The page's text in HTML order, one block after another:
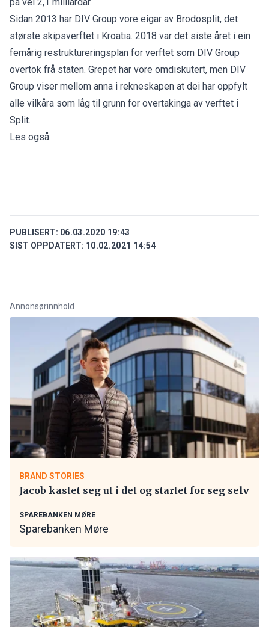
Sidan 2013 har DIV Group vore eigar av Brodosplit, det
største skipsverftet i Kroatia. 2018 var det siste året i ein
femårig restruktureringsplan for verftet som DIV Group
overtok frå staten. Grepet har vore omdiskutert, men DIV
Group viser mellom anna i rekneskapen at dei har oppfylt
alle vilkåra som låg til grunn for overtakinga av verftet i
Split.
Les også:
PUBLISERT: 06.03.2020 19:43
SIST OPPDATERT: 10.02.2021 14:54
Annonsørinnhold
BRAND STORIES
Jacob kastet seg ut i det og startet for seg selv
SPAREBANKEN MØRE
Sparebanken Møre